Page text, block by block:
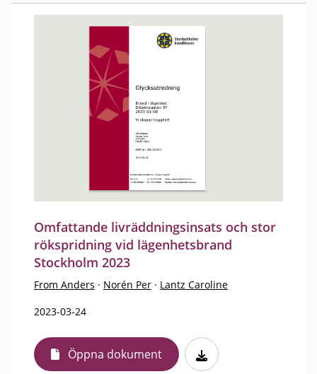
Omfattande livräddningsinsats och stor
rökspridning vid lägenhetsbrand
Stockholm 2023
From Anders · Norén Per · Lantz Caroline
2023-03-24
Öppna dokument